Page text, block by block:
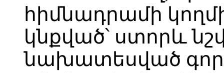
հիմնադրամի
կնքված՝ ստորև
նախատեսված